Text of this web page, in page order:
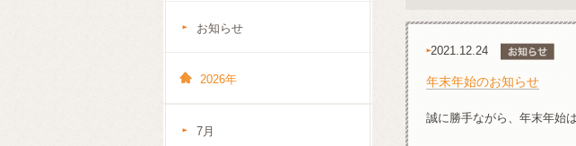
お知らせ
2026年
7月
2021.12.24
年末年始のお知らせ
誠に勝手ながら、年末年始